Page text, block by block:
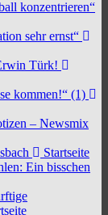
konzentrieren“
sehr ernst“
Türk!
kommen!“ (1)
– Newsmix
Startseite
Ein bisschen